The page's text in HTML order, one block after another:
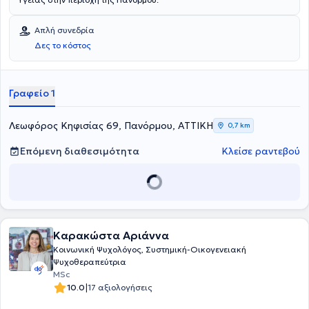
Απλή συνεδρία
Δες το κόστος
Γραφείο 1
Λεωφόρος Κηφισίας 69, Πανόρμου, ΑΤΤΙΚΗ 0,7 km
Επόμενη διαθεσιμότητα Κλείσε ραντεβού
Καρακώστα Αριάνvα
Κοινωνική Ψυχολόγος, Συστημική-Οικογενειακή
Ψυχοθεραπεύτρια
MSc
10.0|17 αξιολογήσεις